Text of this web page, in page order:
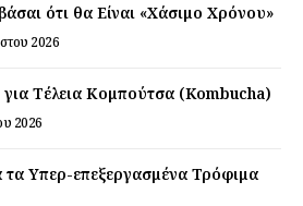
ότι θα Είναι «Χάσιμο Χρόνου»
2026
για Τέλεια Κομπούτσα (Kombucha)
2026
Υπερ-επεξεργασμένα Τρόφιμα